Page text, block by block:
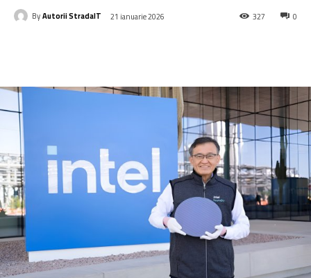
ByAutorii StradaIT 21 ianuarie 2026 0
327